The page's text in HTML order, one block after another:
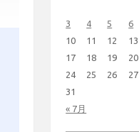
« 7月
3
4 5 6
10
11 12 13
17
18 19 20
24
25 26 27
31